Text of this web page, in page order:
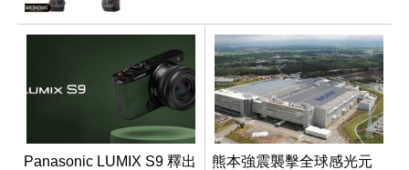
Panasonic LUMIX S9 釋出
熊本強震襲擊全球感光元